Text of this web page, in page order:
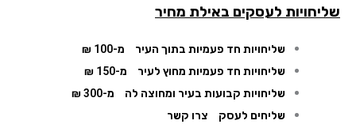
לעסקים באילת מחיר
שליחויות חד פעמיות בתוך העיר
מ-100 ₪
שליחויות חד פעמיות מחוץ לעיר
מ-150 ₪
שליחויות קבועות בעיר ומחוצה לה
מ-300 ₪
שליחים לעסק
צרו קשר